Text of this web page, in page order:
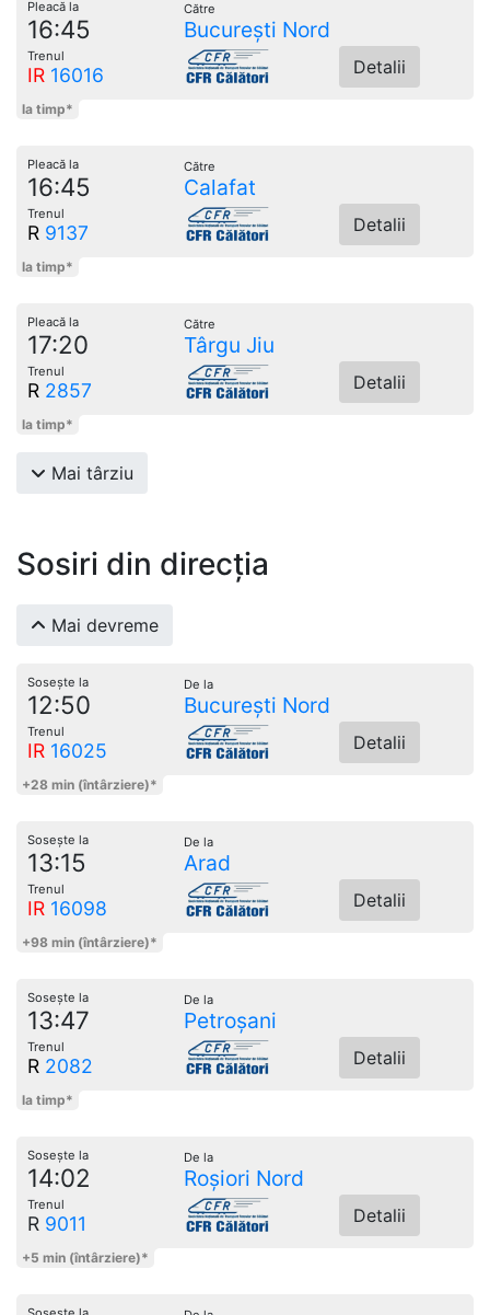
Pleacă la
16:45
Către
București Nord
Trenul
IR 16016 Detalii
la timp*
Pleacă la
16:45
Către
Calafat
Trenul
R 9137 Detalii
la timp*
Pleacă la
17:20
Către
Târgu Jiu
Trenul
R 2857 Detalii
la timp*
Mai târziu
Sosiri din direcția
Mai devreme
Sosește la
12:50
De la
București Nord
Trenul
IR 16025 Detalii
+28 min (întârziere)*
Sosește la
13:15
De la
Arad
Trenul
IR 16098 Detalii
+98 min (întârziere)*
Sosește la
13:47
De la
Petroșani
Trenul
R 2082 Detalii
la timp*
Sosește la
14:02
De la
Roșiori Nord
Trenul
R 9011 Detalii
+5 min (întârziere)*